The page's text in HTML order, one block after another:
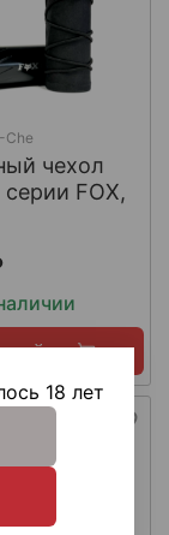
Che
чехол
FOX,
сейчас
18 лет